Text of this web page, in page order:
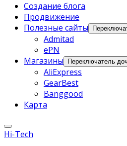
Создание блога
Продвижение
Полезные сайты
Admitad
ePN
Магазины
Переключатель
AliExpress
GearBest
Banggood
Карта
Hi-Tech